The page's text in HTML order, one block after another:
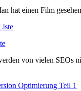
hat einen Film
von vielen SEOs